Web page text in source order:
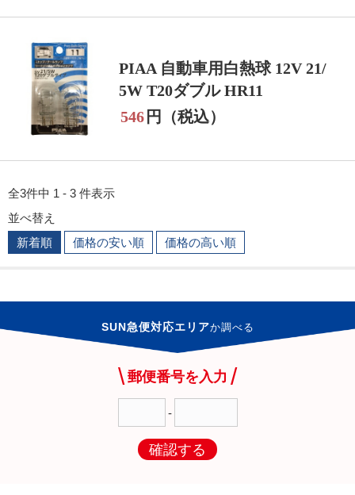
PIAA 自動車用白熱球 12V 21/
5W T20ダブル HR11
546 円（税込）
全3件中 1 - 3 件表示
並べ替え
新着順
価格の安い順 価格の高い順
SUN急便対応エリアか調べる
郵便番号を入力
-
確認する